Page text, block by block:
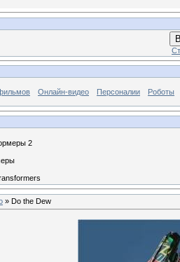
Онлайн-видео Персоналии Роботы
2
» Do the Dew